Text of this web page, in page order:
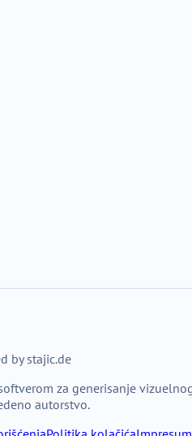
by stajic.de
za generisanje
autorstvo.